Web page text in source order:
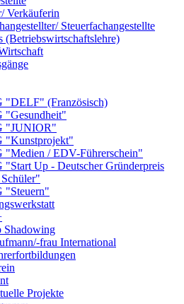
Verkäuferin
Steuerfachangestellte
(Betriebswirtschaftslehre)
"DELF" (Französisch)
"Gesundheit"
"JUNIOR"
"Kunstprojekt"
"Medien / EDV-Führerschein"
"Start Up - Deutscher Gründerpreis
"Steuern"
Shadowing
frau International
Projekte